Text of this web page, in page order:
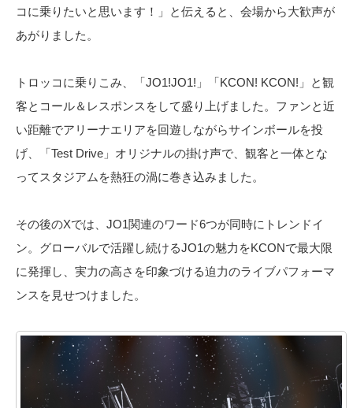
コに乗りたいと思います！」と伝えると、会場から大歓声が
あがりました。
トロッコに乗りこみ、「JO1!JO1!」「KCON! KCON!」と観
客とコール＆レスポンスをして盛り上げました。ファンと近
い距離でアリーナエリアを回遊しながらサインボールを投
げ、「Test Drive」オリジナルの掛け声で、観客と一体とな
ってスタジアムを熱狂の渦に巻き込みました。
その後のXでは、JO1関連のワード6つが同時にトレンドイ
ン。グローバルで活躍し続けるJO1の魅力をKCONで最大限
に発揮し、実力の高さを印象づける迫力のライブパフォーマ
ンスを見せつけました。